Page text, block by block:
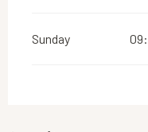
Sunday